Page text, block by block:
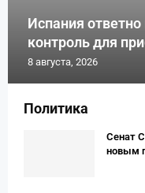
Испания
контроль для
8 августа, 2026
Политика
Сенат
новым